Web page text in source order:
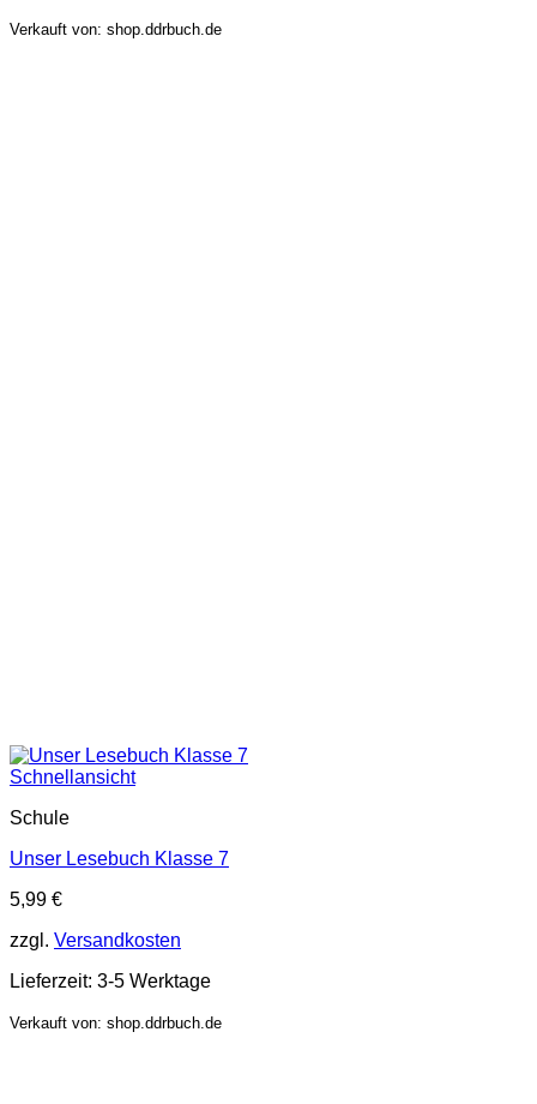
Verkauft von: shop.ddrbuch.de
Schnellansicht
Schule
Unser Lesebuch Klasse 7
5,99 €
zzgl. Versandkosten
Lieferzeit: 3-5 Werktage
Verkauft von: shop.ddrbuch.de